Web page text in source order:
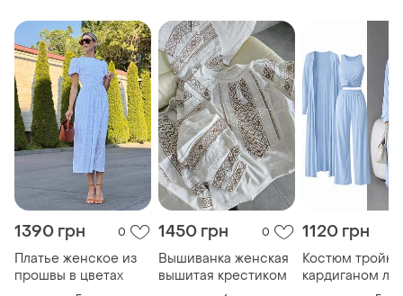
1390 грн 0
Платье женское из
прошвы в цветах
1450 грн 0
Вышиванка женская
вышитая крестиком
1120 грн
Костюм тройка
кардиганом